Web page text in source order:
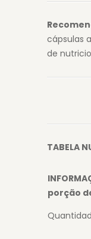
cápsulas
de
TABELA
porção